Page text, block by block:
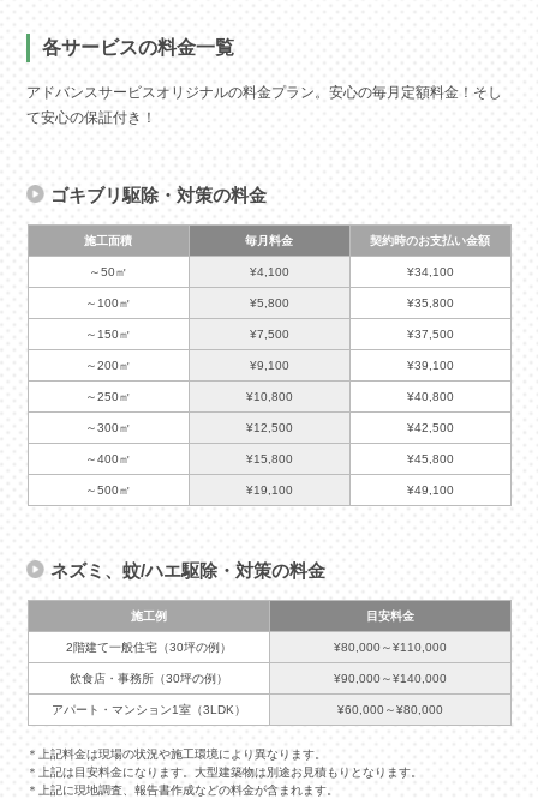
各サービスの料金一覧
アドバンスサービスオリジナルの料金プラン。安心の毎月定額料金！そし
て安心の保証付き！
ゴキブリ駆除・対策の料金
施工面積 毎月料金 契約時のお支払い金額
～50㎡ ¥4,100 ¥34,100
～100㎡ ¥5,800 ¥35,800
～150㎡ ¥7,500 ¥37,500
～200㎡ ¥9,100 ¥39,100
～250㎡ ¥10,800 ¥40,800
～300㎡ ¥12,500 ¥42,500
～400㎡ ¥15,800 ¥45,800
～500㎡ ¥19,100 ¥49,100
ネズミ、蚊/ハエ駆除・対策の料金
施工例 目安料金
2階建て一般住宅（30坪の例） ¥80,000～¥110,000
飲食店・事務所（30坪の例） ¥90,000～¥140,000
アパート・マンション1室（3LDK） ¥60,000～¥80,000
＊上記料金は現場の状況や施工環境により異なります。
＊上記は目安料金になります。大型建築物は別途お見積もりとなります。
＊上記に現地調査、報告書作成などの料金が含まれます。